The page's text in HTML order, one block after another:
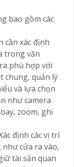
bao gồm các
cần xác định
trong văn
phù hợp với
chung, quản lý
và lựa chọn
như camera
zoom, ghi
định các vị trí
cửa ra vào,
tài sản quan